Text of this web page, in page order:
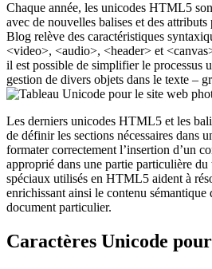
Chaque année, les unicodes HTML5
avec de nouvelles balises et des
Blog relève des caractéristiques
<video>, <audio>, <header> et
il est possible de simplifier le processus
gestion de divers objets dans le texte –
Les derniers unicodes HTML5 et les
de définir les sections nécessaires dans
formater correctement l’insertion d’un
approprié dans une partie particulière du
spéciaux utilisés en HTML5 aident à
enrichissant ainsi le contenu sémantique
document particulier.
Caractères Unicode